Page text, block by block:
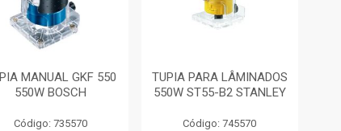
MANUAL GKF 550
550W BOSCH
Código: 735570
TUPIA PARA LÂMINADOS
550W ST55-B2 STANLEY
Código: 745570